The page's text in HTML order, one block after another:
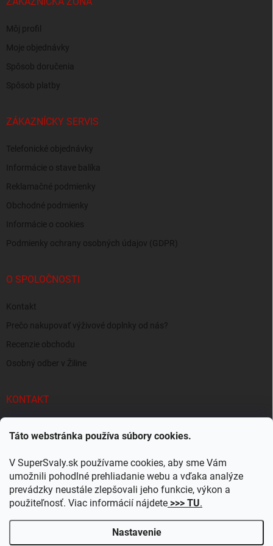
Táto webstránka používa súbory cookies.
V SuperSvaly.sk používame cookies, aby sme Vám
umožnili pohodlné prehliadanie webu a vďaka analýze
prevádzky neustále zlepšovali jeho funkcie, výkon a
použiteľnosť. Viac informácií nájdete >>> TU.
Nastavenie
Môj profil
Moje objednávky
Spôsob doručenia
Spôsob platby
ZÁKAZNÍCKY SERVIS
Telefonické objednávky
Informácie o stave balíka
Reklamačné podmienky
Obchodné podmienky
Informácie o cookies
Podmienky ochrany osobných údajov (GDPR)
O SPOLOČNOSTI
Kontakt
Prečo nakupovať výživové doplnky od nás?
Recenzie obchodu
Osobný odber v Žiline
KONTAKT
SuperSvaly.sk - doplnky výživy
supersvaly.sk